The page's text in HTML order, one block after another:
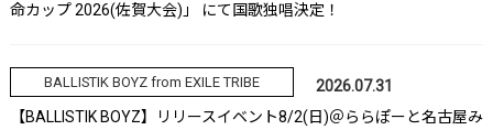
命カップ 2026(佐賀大会)」 にて国歌独唱決定！
BALLISTIK BOYZ from EXILE TRIBE
2026.07.31
【BALLISTIK BOYZ】リリースイベント8/2(日)＠ららぽーと名古屋み